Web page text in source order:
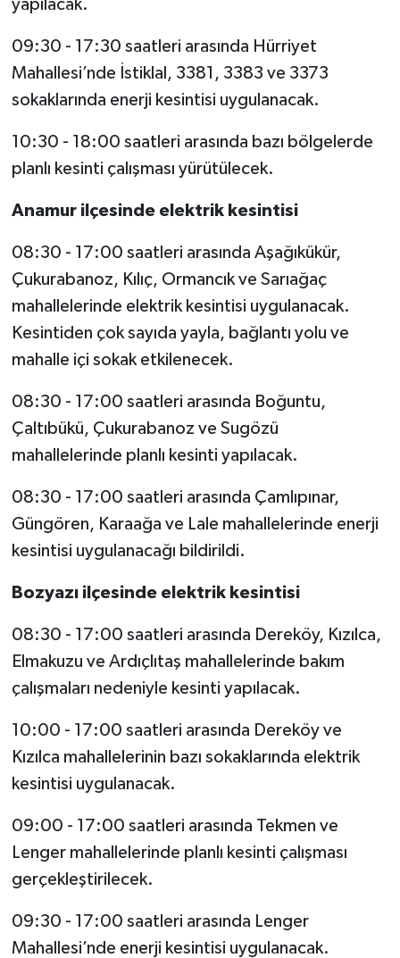
yapılacak.
09:30 - 17:30 saatleri arasında Hürriyet
Mahallesi’nde İstiklal, 3381, 3383 ve 3373
sokaklarında enerji kesintisi uygulanacak.
10:30 - 18:00 saatleri arasında bazı bölgelerde
planlı kesinti çalışması yürütülecek.
Anamur ilçesinde elektrik kesintisi
08:30 - 17:00 saatleri arasında Aşağıkükür,
Çukurabanoz, Kılıç, Ormancık ve Sarıağaç
mahallelerinde elektrik kesintisi uygulanacak.
Kesintiden çok sayıda yayla, bağlantı yolu ve
mahalle içi sokak etkilenecek.
08:30 - 17:00 saatleri arasında Boğuntu,
Çaltıbükü, Çukurabanoz ve Sugözü
mahallelerinde planlı kesinti yapılacak.
08:30 - 17:00 saatleri arasında Çamlıpınar,
Güngören, Karaağa ve Lale mahallelerinde enerji
kesintisi uygulanacağı bildirildi.
Bozyazı ilçesinde elektrik kesintisi
08:30 - 17:00 saatleri arasında Dereköy, Kızılca,
Elmakuzu ve Ardıçlıtaş mahallelerinde bakım
çalışmaları nedeniyle kesinti yapılacak.
10:00 - 17:00 saatleri arasında Dereköy ve
Kızılca mahallelerinin bazı sokaklarında elektrik
kesintisi uygulanacak.
09:00 - 17:00 saatleri arasında Tekmen ve
Lenger mahallelerinde planlı kesinti çalışması
gerçekleştirilecek.
09:30 - 17:00 saatleri arasında Lenger
Mahallesi’nde enerji kesintisi uygulanacak.